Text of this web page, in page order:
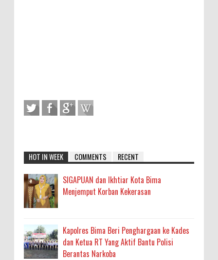
HOT IN WEEK COMMENTS RECENT
SIGAPUAN dan Ikhtiar Kota Bima
Menjemput Korban Kekerasan
Kapolres Bima Beri Penghargaan ke Kades
dan Ketua RT Yang Aktif Bantu Polisi
Berantas Narkoba